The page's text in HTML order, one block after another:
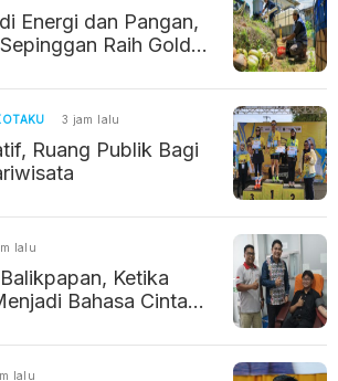
Energi dan Pangan,
Raih Gold
3 jam lalu
Ruang Publik Bagi
lalu
Ketika
Bahasa Cinta
lalu